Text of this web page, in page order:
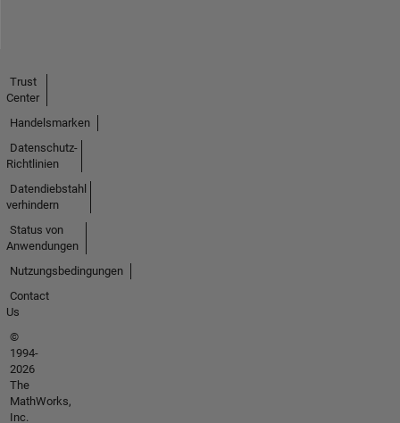
Trust
Center
Handelsmarken
Datenschutz-
Richtlinien
Datendiebstahl
verhindern
Status von
Anwendungen
Nutzungsbedingungen
Contact
Us
©
1994-
2026
The
MathWorks,
Inc.